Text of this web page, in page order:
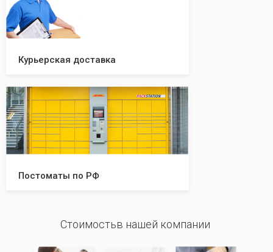
Курьерская доставка
Постоматы по РФ
Стоимостьв нашей компании